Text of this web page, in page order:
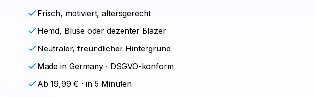
Frisch, motiviert, altersgerecht
Hemd, Bluse oder dezenter Blazer
Neutraler, freundlicher Hintergrund
Made in Germany · DSGVO-konform
Ab 19,99 € · in 5 Minuten